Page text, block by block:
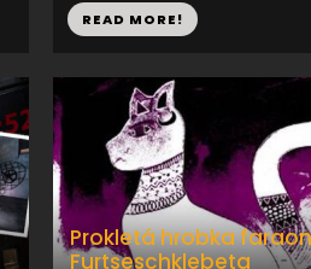
READ MORE!
Prokletá hrobka
Furtseschklebeta